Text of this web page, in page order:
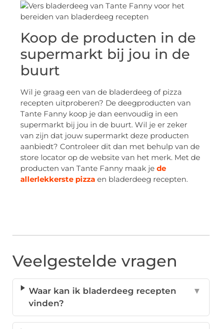
Koop de producten in de
supermarkt bij jou in de
buurt
Wil je graag een van de bladerdeeg of pizza
recepten uitproberen? De deegproducten van
Tante Fanny koop je dan eenvoudig in een
supermarkt bij jou in de buurt. Wil je er zeker
van zijn dat jouw supermarkt deze producten
aanbiedt? Controleer dit dan met behulp van de
store locator op de website van het merk. Met de
producten van Tante Fanny maak je de
allerlekkerste pizza en bladerdeeg recepten.
Veelgestelde vragen
Waar kan ik bladerdeeg recepten
vinden?
▼